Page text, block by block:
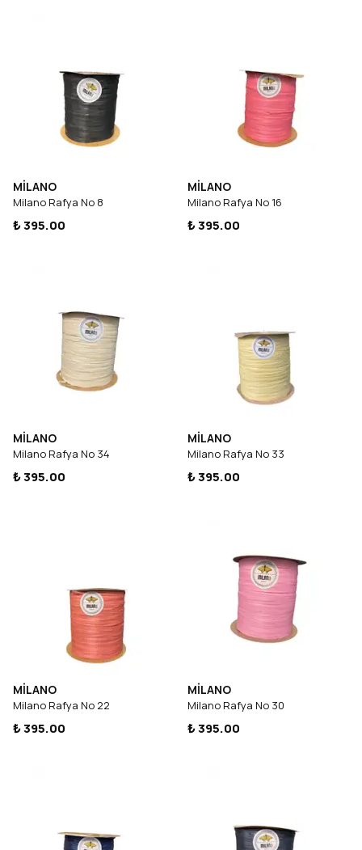
MİLANO
Milano Rafya No 8
₺ 395.00
MİLANO
Milano Rafya No 16
₺ 395.00
MİLANO
Milano Rafya No 34
₺ 395.00
MİLANO
Milano Rafya No 33
₺ 395.00
MİLANO
Milano Rafya No 22
₺ 395.00
MİLANO
Milano Rafya No 30
₺ 395.00